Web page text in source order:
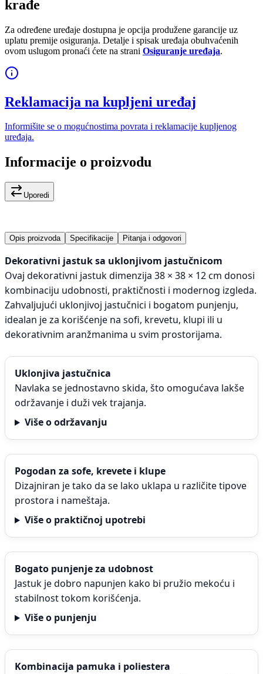
krađe
Za određene uređaje dostupna je opcija produžene garancije uz
uplatu premije osiguranja. Detalje i spisak uređaja obuhvaćenih
ovom uslugom pronaći ćete na strani Osiguranje uređaja.
Reklamacija na kupljeni uređaj
Informišite se o mogućnostima povrata i reklamacije kupljenog
uređaja.
Informacije o proizvodu
Uporedi
Opis proizvoda Specifikacije Pitanja i odgovori
Dekorativni jastuk sa uklonjivom jastučnicom
Ovaj dekorativni jastuk dimenzija 38 × 38 × 12 cm donosi
kombinaciju udobnosti, praktičnosti i modernog izgleda.
Zahvaljujući uklonjivoj jastučnici i bogatom punjenju,
idealan je za korišćenje na sofi, krevetu, klupi ili u
dekorativnim aranžmanima u svim prostorijama.
Uklonjiva jastučnica
Navlaka se jednostavno skida, što omogućava lakše
održavanje i duži vek trajanja.
Više o održavanju
Pogodan za sofe, krevete i klupe
Dizajniran je tako da se lako uklapa u različite tipove
prostora i nameštaja.
Više o praktičnoj upotrebi
Bogato punjenje za udobnost
Jastuk je dobro napunjen kako bi pružio mekoću i
stabilnost tokom korišćenja.
Više o punjenju
Kombinacija pamuka i poliestera